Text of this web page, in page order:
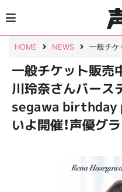
to
content
HOME NEWS 一般チケ
一般チケット販売
川玲奈さんバース
segawa birthday
いよ開催！声優グ